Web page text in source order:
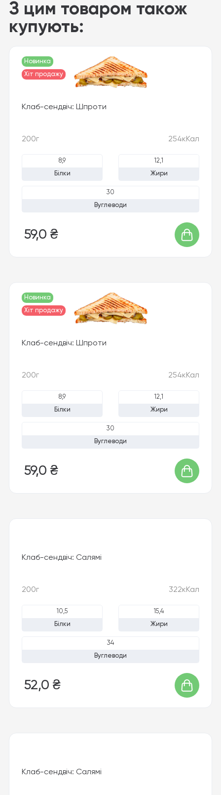
З цим товаром також
купують:
Новинка
Хіт продажу
Клаб-сендвіч: Шпроти
200г 254кКал
8,9
Білки
12,1
Жири
30
Вуглеводи
59,0 ₴
Новинка
Хіт продажу
Клаб-сендвіч: Шпроти
200г 254кКал
8,9
Білки
12,1
Жири
30
Вуглеводи
59,0 ₴
Клаб-сендвіч: Салямі
200г 322кКал
10,5
Білки
15,4
Жири
34
Вуглеводи
52,0 ₴
Клаб-сендвіч: Салямі